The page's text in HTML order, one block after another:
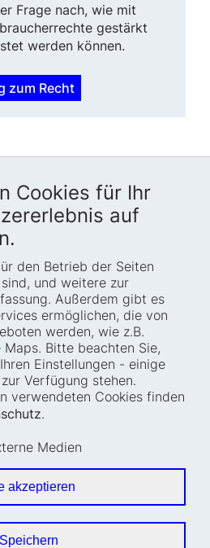
Cookies für Ihr
auf
den Betrieb der Seiten
und weitere zur
Außerdem gibt es
ermöglichen, die von
werden, wie z.B.
Maps. Bitte beachten Sie,
Einstellungen - einige
Verfügung stehen.
verwendeten Cookies finden
.
Medien
akzeptieren
Speichern
Frage nach, wie mit
gestärkt
werden können.
zum Recht
Blog
Presse
Termine
Barrierefreiheit
Transparenz
Glossar
Impressum
Sitemap
Cookie-Einstellungen